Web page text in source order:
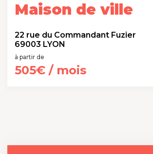
Maison de ville
22 rue du Commandant Fuzier
69003 LYON
à partir de
505€ / mois